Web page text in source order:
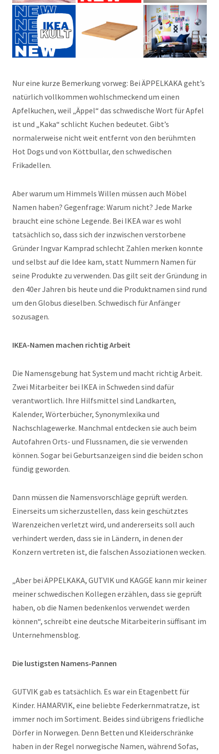
Nur eine kurze Bemerkung vorweg: Bei ÄPPELKAKA geht’s
natürlich vollkommen wohlschmeckend um einen
Apfelkuchen, weil „Äppel“ das schwedische Wort für Apfel
ist und „Kaka“ schlicht Kuchen bedeutet. Gibt’s
normalerweise nicht weit entfernt von den berühmten
Hot Dogs und von Köttbullar, den schwedischen
Frikadellen.
Aber warum um Himmels Willen müssen auch Möbel
Namen haben? Gegenfrage: Warum nicht? Jede Marke
braucht eine schöne Legende. Bei IKEA war es wohl
tatsächlich so, dass sich der inzwischen verstorbene
Gründer Ingvar Kamprad schlecht Zahlen merken konnte
und selbst auf die Idee kam, statt Nummern Namen für
seine Produkte zu verwenden. Das gilt seit der Gründung in
den 40er Jahren bis heute und die Produktnamen sind rund
um den Globus dieselben. Schwedisch für Anfänger
sozusagen.
IKEA-Namen machen richtig Arbeit
Die Namensgebung hat System und macht richtig Arbeit.
Zwei Mitarbeiter bei IKEA in Schweden sind dafür
verantwortlich. Ihre Hilfsmittel sind Landkarten,
Kalender, Wörterbücher, Synonymlexika und
Nachschlagewerke. Manchmal entdecken sie auch beim
Autofahren Orts- und Flussnamen, die sie verwenden
können. Sogar bei Geburtsanzeigen sind die beiden schon
fündig geworden.
Dann müssen die Namensvorschläge geprüft werden.
Einerseits um sicherzustellen, dass kein geschütztes
Warenzeichen verletzt wird, und andererseits soll auch
verhindert werden, dass sie in Ländern, in denen der
Konzern vertreten ist, die falschen Assoziationen wecken.
„Aber bei ÄPPELKAKA, GUTVIK und KAGGE kann mir keiner
meiner schwedischen Kollegen erzählen, dass sie geprüft
haben, ob die Namen bedenkenlos verwendet werden
können“, schreibt eine deutsche Mitarbeiterin süffisant im
Unternehmensblog.
Die lustigsten Namens-Pannen
GUTVIK gab es tatsächlich. Es war ein Etagenbett für
Kinder. HAMARVIK, eine beliebte Federkernmatratze, ist
immer noch im Sortiment. Beides sind übrigens friedliche
Dörfer in Norwegen. Denn Betten und Kleiderschränke
haben in der Regel norwegische Namen, während Sofas,